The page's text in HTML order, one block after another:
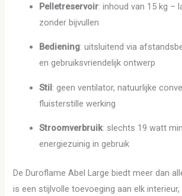
Pelletreservoir: inhoud van 15 kg –
zonder bijvullen
Bediening: uitsluitend via
en gebruiksvriendelijk ontwerp
Stil: geen ventilator, natuurlijke
fluisterstille werking
Stroomverbruik: slechts 19 watt
energiezuinig in gebruik
De Duroflame Abel Large biedt meer dan
is een stijlvolle toevoeging aan elk